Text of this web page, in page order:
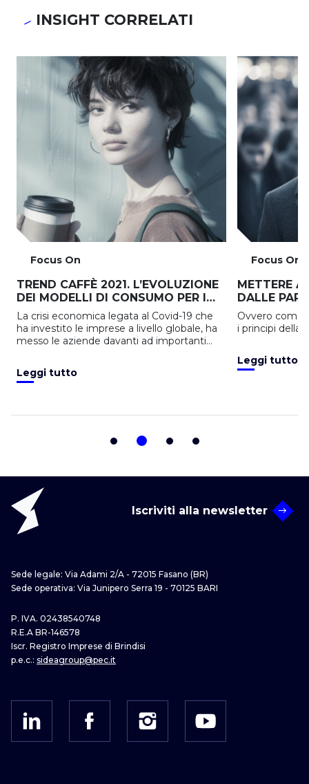
INSIGHT CORRELATI
Focus On
TREND CAFFÈ 2021. L’EVOLUZIONE
DEI MODELLI DI CONSUMO PER I
PRODUTTORI
La crisi economica legata al Covid-19 che
ha investito le imprese a livello globale, ha
messo le aziende davanti ad importanti
digitale.
Leggi tutto
Focus On
METTERE
DALLE
Ovvero come
i principi della
Leggi tutto
Iscriviti alla newsletter
Sede legale: Via Adami 2/A - 72015 Fasano (BR)
Sede operativa: Via Junipero Serra 19 - 70125 BARI
P. IVA. 02438540748
R.E.A BR-146578
Iscr. Registro Imprese di Brindisi
p.e.c.: sideagroup@pec.it